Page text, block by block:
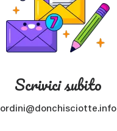
Scrivici subito
ordini@donchisciotte.info